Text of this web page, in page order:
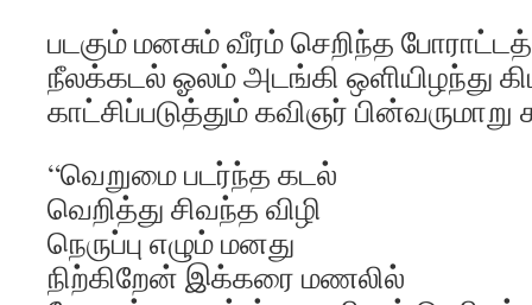
படகும் மனசும் வீரம் செறிந்த
நீலக்கடல் ஓலம் அடங்கி ஒளியிழந்து
காட்சிப்படுத்தும் கவிஞர் பின்வருமாறு
“வெறுமை படர்ந்த கடல்
வெறித்து சிவந்த விழி
நெருப்பு எழும் மனது
நிற்கிறேன் இக்கரை மணலில்